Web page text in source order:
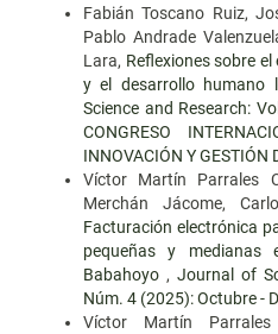
Fabián Toscano Ruiz,
Pablo Andrade
Lara, Reflexiones sobre
y el desarrollo humano
Science and Research:
CONGRESO
INNOVACIÓN Y GESTIÓN
Víctor Martín Parrales
Merchán Jácome,
Facturación electrónica
pequeñas y medianas
Babahoyo , Journal of
Núm. 4 (2025): Octubre -
Víctor Martín